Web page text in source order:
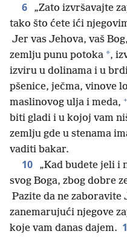
6
„Zato izvršavajte
tako što ćete ići
Jer vas Jehova, vaš
zemlju punu potoka *,
izviru u dolinama i u
pšenice, ječma, vinove
maslinovog ulja i meda, +
biti gladi i u kojoj vam
zemlju gde u stenama
vaditi bakar.
10
„Kad budete jeli i
svog Boga, zbog dobre
Pazite da ne zaboravite
zanemarujući njegove
koje vam danas dajem.